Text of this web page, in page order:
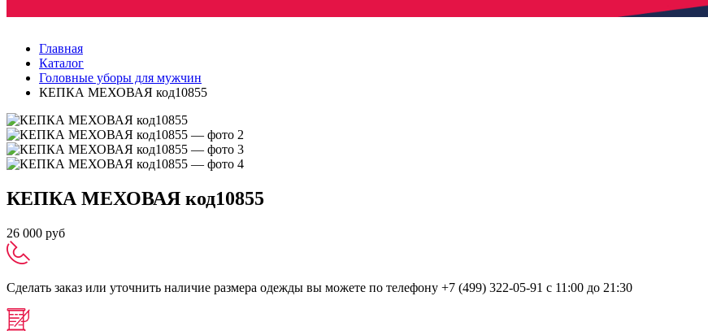
Главная
Каталог
Головные уборы для мужчин
КЕПКА МЕХОВАЯ код10855
КЕПКА МЕХОВАЯ код10855
26 000 руб
Сделать заказ или уточнить наличие размера одежды вы можете по телефону +7 (499) 322-05-91 с 11:00 до 21:30